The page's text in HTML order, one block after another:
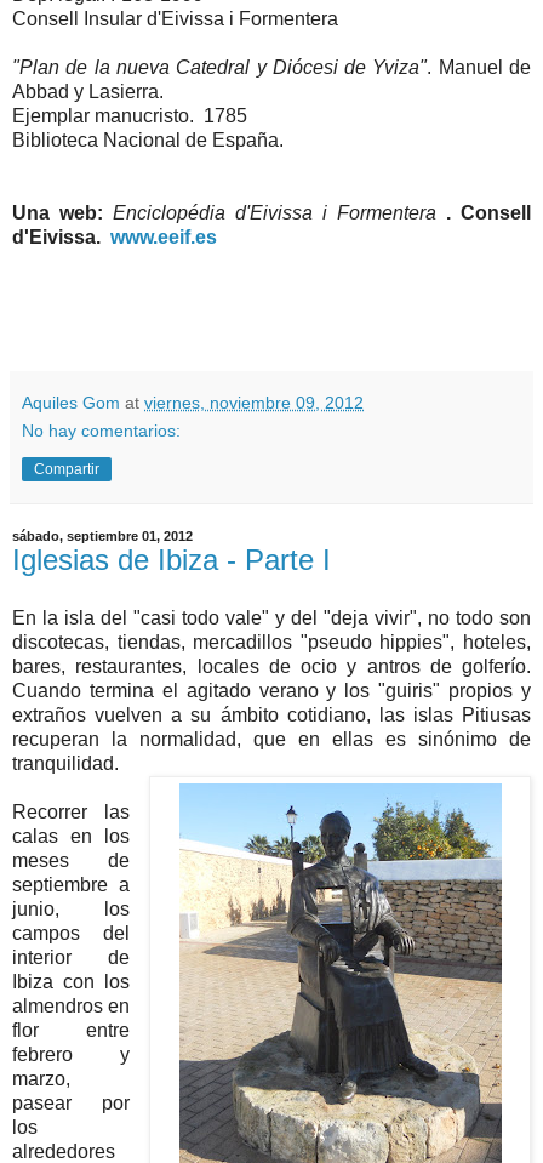
Consell Insular d'Eivissa i Formentera
"Plan de la nueva Catedral y Diócesi de Yviza". Manuel de
Abbad y Lasierra.
Ejemplar manucristo. 1785
Biblioteca Nacional de España.
Una web: Enciclopédia d'Eivissa i Formentera . Consell
d'Eivissa. www.eeif.es
Aquiles Gom at viernes, noviembre 09, 2012
No hay comentarios:
Compartir
sábado, septiembre 01, 2012
Iglesias de Ibiza - Parte I
En la isla del "casi todo vale" y del "deja vivir", no todo son
discotecas, tiendas, mercadillos "pseudo hippies", hoteles,
bares, restaurantes, locales de ocio y antros de golferío.
Cuando termina el agitado verano y los "guiris" propios y
extraños vuelven a su ámbito cotidiano, las islas Pitiusas
recuperan la normalidad, que en ellas es sinónimo de
tranquilidad.
Recorrer las
calas en los
meses de
septiembre a
junio, los
campos del
interior de
Ibiza con los
almendros en
flor entre
febrero y
marzo,
pasear por
los
alrededores